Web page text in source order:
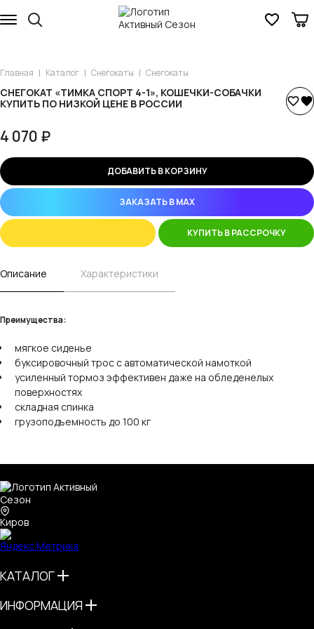
Главная Каталог Снегокаты Снегокаты
СНЕГОКАТ «ТИМКА СПОРТ 4-1», КОШЕЧКИ-СОБАЧКИ
КУПИТЬ ПО НИЗКОЙ ЦЕНЕ В РОССИИ
4 070 ₽
ДОБАВИТЬ В КОРЗИНУ
ЗАКАЗАТЬ В MAX
КУПИТЬ В РАССРОЧКУ
Описание Характеристики
Преимущества:
мягкое сиденье
буксировочный трос с автоматической намоткой
усиленный тормоз эффективен даже на обледенелых
поверхностях
складная спинка
грузоподъемность до 100 кг
Киров
КАТАЛОГ
ИНФОРМАЦИЯ